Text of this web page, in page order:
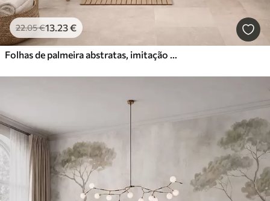
22.05€13 .23€